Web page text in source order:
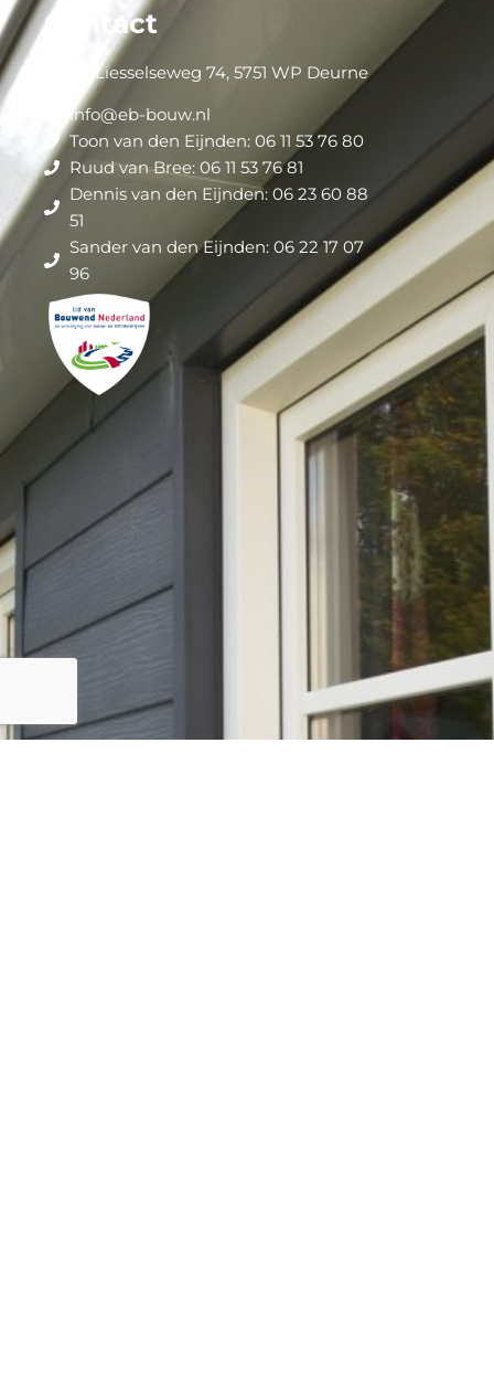
Contact
Oude Liesselseweg 74, 5751 WP Deurne
info@eb-bouw.nl
Toon van den Eijnden: 06 11 53 76 80
Ruud van Bree: 06 11 53 76 81
Dennis van den Eijnden: 06 23 60 88
51
Sander van den Eijnden: 06 22 17 07
96